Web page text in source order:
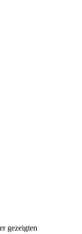
gezeigten